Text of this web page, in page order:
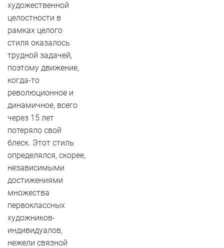
художественной
целостности в
рамках целого
стиля оказалось
трудной задачей,
поэтому движение,
когда-то
революционное и
динамичное, всего
через 15 лет
потеряло свой
блеск. Этот стиль
определялся, скорее,
независимыми
достижениями
множества
первоклассных
художников-
индивидуалов,
нежели связной